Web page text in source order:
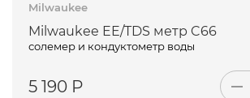
Milwaukee
Milwaukee EE/TDS метр C66
солемер и кондуктометр воды
5 190 Р